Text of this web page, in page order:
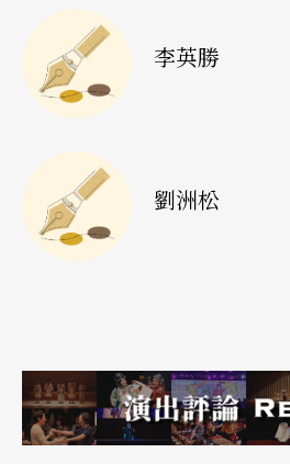
型劇場型態製作、以「眾聲之
會等藝術呈現在兩廳院各處發
的延續，並將新思維注入館內
兩廳院在慶祝創立卅周年之際
代」這樣的新紀元與目標，試
建構更進步的數位平台、擴充
路，真正落實廣義的文化平權
李英勝
劉洲松